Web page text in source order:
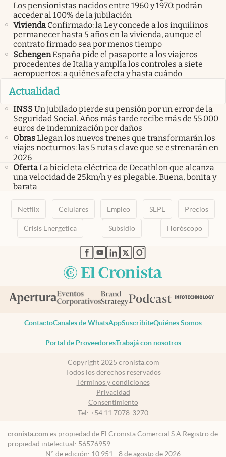
Los pensionistas nacidos entre 1960 y 1970: podrán
acceder al 100% de la jubilación
Vivienda Confirmado: la Ley concede a los inquilinos
permanecer hasta 5 años en la vivienda, aunque el
contrato firmado sea por menos tiempo
SchengenEspaña pide el pasaporte a los viajeros
procedentes de Italia y amplía los controles a siete
aeropuertos: a quiénes afecta y hasta cuándo
Actualidad
INSSUn jubilado pierde su pensión por un error de la
Seguridad Social. Años más tarde recibe más de 55.000
euros de indemnización por daños
ObrasLlegan los nuevos trenes que transformarán los
viajes nocturnos: las 5 rutas clave que se estrenarán en
2026
OfertaLa bicicleta eléctrica de Decathlon que alcanza
una velocidad de 25km/h y es plegable. Buena, bonita y
barata
Netflix Celulares Empleo SEPE Precios
Crisis Energetica Subsidio Horóscopo
abre en nueva pestaña
abre en nueva pestaña
abre en nueva pestaña
abre en nueva pestaña
abre en nueva pestaña
ContactoCanales de WhatsAppSuscribiteQuiénes Somos
Portal de ProveedoresTrabajá con nosotros
Copyright 2025 cronista.com
Todos los derechos reservados
Términos y condiciones
Privacidad
Consentimiento
Tel: +54 11 7078-3270
cronista.com es propiedad de El Cronista Comercial S.A Registro de
propiedad intelectual: 56576959
N° de edición: 10.951 - 8 de agosto de 2026